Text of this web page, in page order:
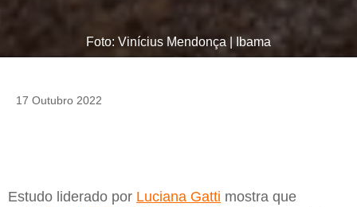
Foto: Vinícius Mendonça | Ibama
17 Outubro 2022
Estudo liderado por Luciana Gatti mostra que